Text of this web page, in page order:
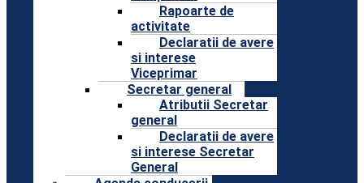
Rapoarte de
activitate
Declaratii de avere
si interese
Viceprimar
Secretar general
Atributii Secretar
general
Declaratii de avere
si interese Secretar
General